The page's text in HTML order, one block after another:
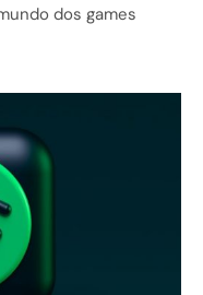
dos games